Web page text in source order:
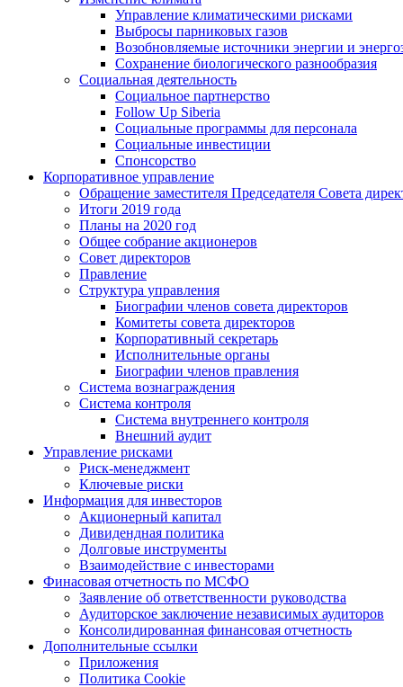
Управление климатическими рисками
Выбросы парниковых газов
Возобновляемые источники энергии и
Сохранение биологического разнообразия
Социальная деятельность
Социальное партнерство
Follow Up Siberia
Социальные программы для персонала
Социальные инвестиции
Спонсорство
Корпоративное управление
Обращение заместителя Председателя Совета
Итоги 2019 года
Планы на 2020 год
Общее собрание акционеров
Совет директоров
Правление
Структура управления
Биографии членов совета директоров
Комитеты совета директоров
Корпоративный секретарь
Исполнительные органы
Биографии членов правления
Система вознаграждения
Система контроля
Система внутреннего контроля
Внешний аудит
Управление рисками
Риск-менеджмент
Ключевые риски
Информация для инвесторов
Акционерный капитал
Дивидендная политика
Долговые инструменты
Взаимодействие с инвеcторами
Финасовая отчетность по МСФО
Заявление об ответственности руководства
Аудиторское заключение независимых аудиторов
Консолидированная финансовая отчетность
Дополнительные ссылки
Приложения
Политика Cookie